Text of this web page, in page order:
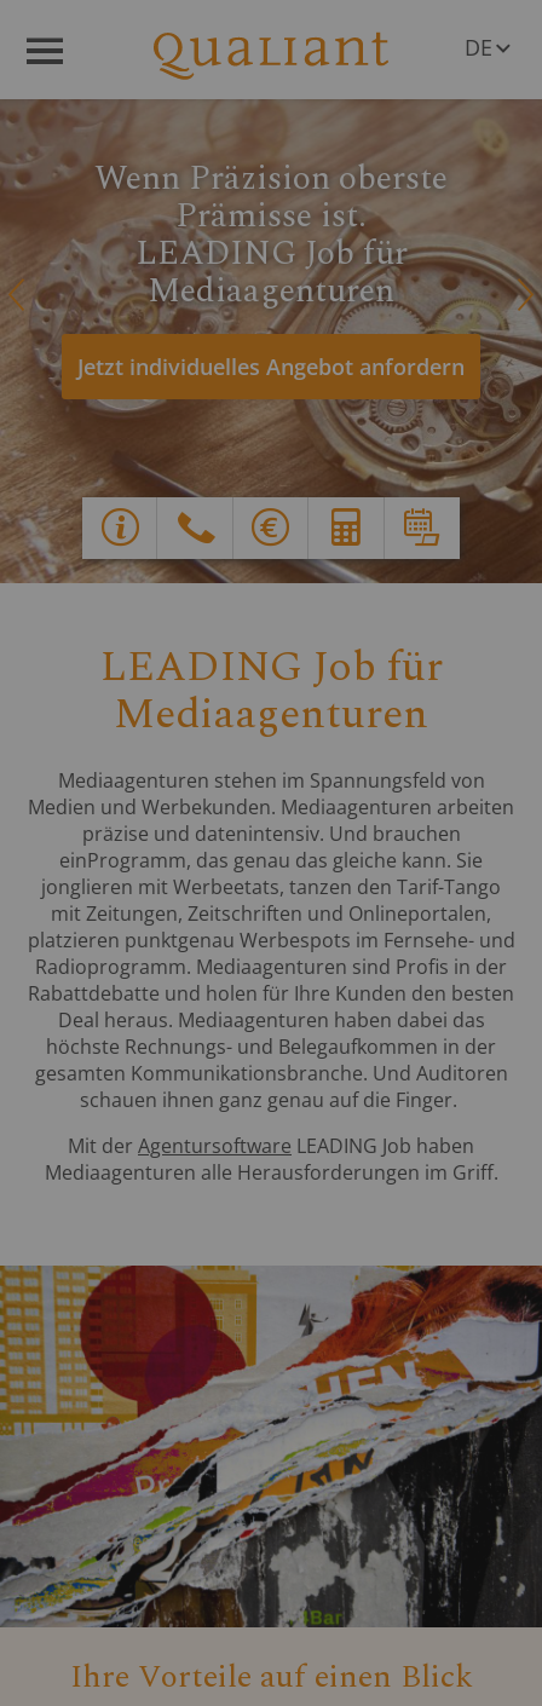
DE
AT
Bestzeiten bei der
Massendatenverarbeitung
LEADING Job für
Mediaagenturen
Ihre Vorteile auf einen Blick
Q R
Y G X E d
LEADING Job für
Mediaagenturen
Mediaagenturen stehen im Spannungsfeld von
Medien und Werbekunden. Mediaagenturen arbeiten
präzise und datenintensiv. Und brauchen
einProgramm, das genau das gleiche kann. Sie
jonglieren mit Werbeetats, tanzen den Tarif-Tango
mit Zeitungen, Zeitschriften und Onlineportalen,
platzieren punktgenau Werbespots im Fernsehe- und
Radioprogramm. Mediaagenturen sind Profis in der
Rabattdebatte und holen für Ihre Kunden den besten
Deal heraus. Mediaagenturen haben dabei das
höchste Rechnungs- und Belegaufkommen in der
gesamten Kommunikationsbranche. Und Auditoren
schauen ihnen ganz genau auf die Finger.
Mit der Agentursoftware LEADING Job haben
Mediaagenturen alle Herausforderungen im Griff.
Ihre Vorteile auf einen Blick